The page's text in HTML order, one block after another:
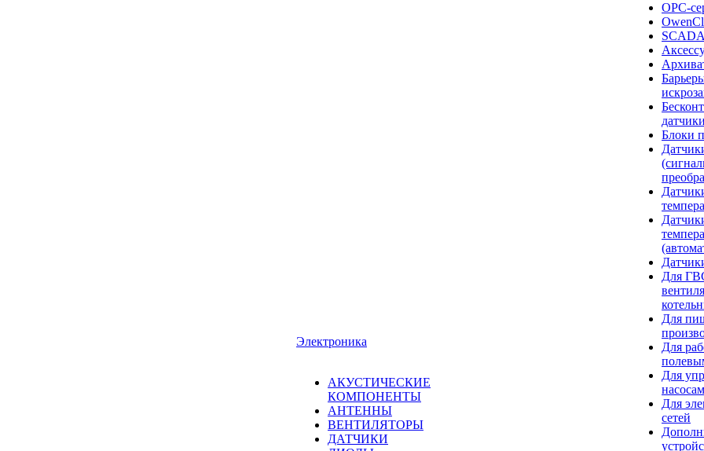
Электроника
АКУСТИЧЕСКИЕ
КОМПОНЕНТЫ
АНТЕННЫ
ВЕНТИЛЯТОРЫ
ДАТЧИКИ
OPC-
Блоки
Для
Для
Для
Для
Для
сетей